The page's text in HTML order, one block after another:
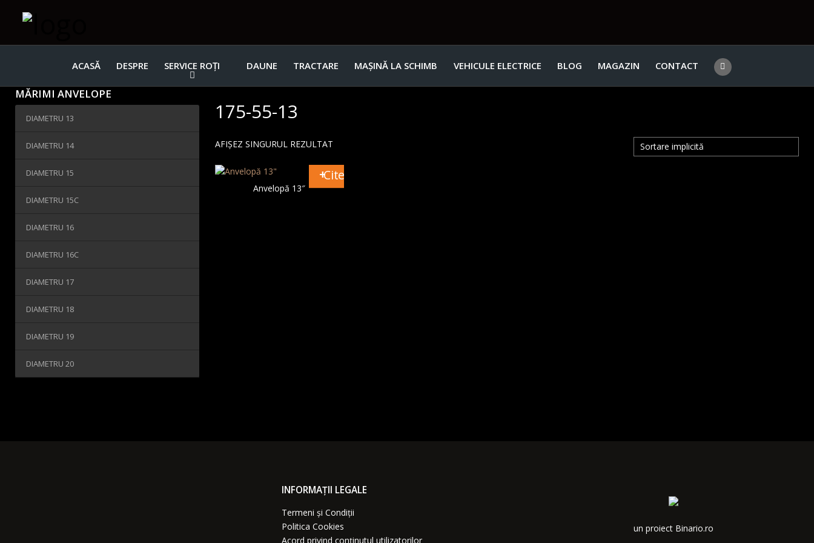
ACASĂ DESPRE SERVICE ROȚI DAUNE TRACTARE MAȘINĂ LA SCHIMB VEHICULE ELECTRICE BLOG MAGAZIN CONTACT
MĂRIMI ANVELOPE
DIAMETRU 13
DIAMETRU 14
DIAMETRU 15
DIAMETRU 15C
DIAMETRU 16
DIAMETRU 16C
DIAMETRU 17
DIAMETRU 18
DIAMETRU 19
DIAMETRU 20
175-55-13
AFIȘEZ SINGURUL REZULTAT
Anvelopă 13″
Citește mai mult
INFORMAȚII LEGALE
Termeni și Condiții
Politica Cookies
Acord privind conținutul utilizatorilor
un proiect Binario.ro